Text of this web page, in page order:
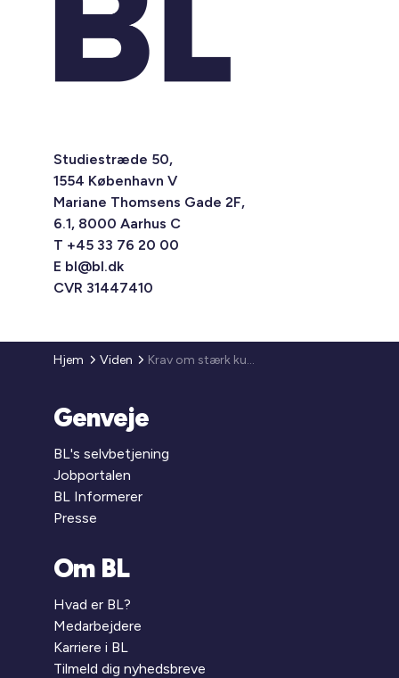
Studiestræde 50,
1554 København V
Mariane Thomsens Gade 2F,
6.1, 8000 Aarhus C
T +45 33 76 20 00
E bl@bl.dk
CVR 31447410
Hjem Viden Krav om stærk kundeautentifikation ved betalinger
Genveje
BL's selvbetjening
Jobportalen
BL Informerer
Presse
Om BL
Hvad er BL?
Medarbejdere
Karriere i BL
Tilmeld dig nyhedsbreve